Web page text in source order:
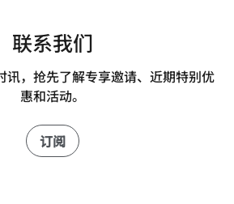
联系我们
讯，抢先了解专享邀请、近期特别优
惠和活动。
订阅